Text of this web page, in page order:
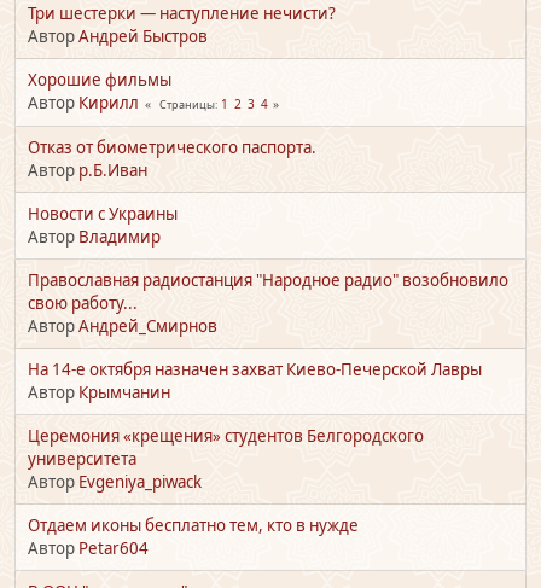
Три шестерки — наступление нечисти?
АвторАндрей Быстров
Хорошие фильмы
Автор Кирилл Страницы 1 2 3 4
Отказ от биометрического паспорта.
Автор р.Б.Иван
Новости с Украины
Автор Владимир
Православная радиостанция "Народное радио" возобновило
свою работу...
АвторАндрей_Смирнов
На 14-е октября назначен захват Киево-Печерской Лавры
Автор Крымчанин
Церемония «крещения» студентов Белгородского
университета
Автор Evgeniya_piwack
Отдаем иконы бесплатно тем, кто в нужде
Автор Petar604